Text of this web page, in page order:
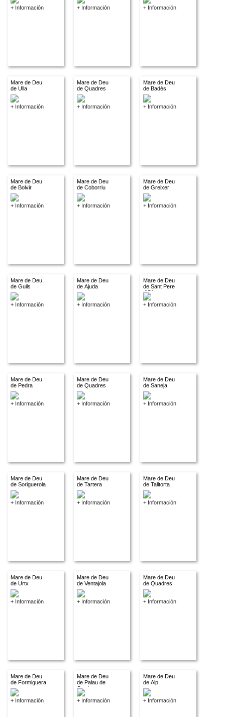
+ Información
+ Información
+ Información
Mare de Deu
de Ulla
+ Información
Mare de Deu
de Quadres
+ Información
Mare de Deu
de Badès
+ Información
Mare de Deu
de Bolvir
+ Información
Mare de Deu
de Coborriu
+ Información
Mare de Deu
de Greixer
+ Información
Mare de Deu
de Guils
+ Información
Mare de Deu
de Ajuda
+ Información
Mare de Deu
de Sant Pere
d'Olopte
+ Información
Mare de Deu
de Pedra
+ Información
Mare de Deu
de Quadres
+ Información
Mare de Deu
de Saneja
+ Información
Mare de Deu
de Soriguerola
+ Información
Mare de Deu
de Tartera
+ Información
Mare de Deu
de Talltorta
+ Información
Mare de Deu
de Urtx
+ Información
Mare de Deu
de Ventajola
+ Información
Mare de Deu
de Quadres
+ Información
Mare de Deu
de Formiguera
+ Información
Mare de Deu
de Palau de
Cerdanya
+ Información
Mare de Deu
de Alp
+ Información